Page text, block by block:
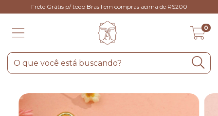
Frete Grátis p/ todo Brasil em compras acima de R$200
0